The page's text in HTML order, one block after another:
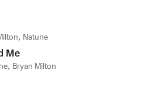
, Natune
Me
, Bryan Milton